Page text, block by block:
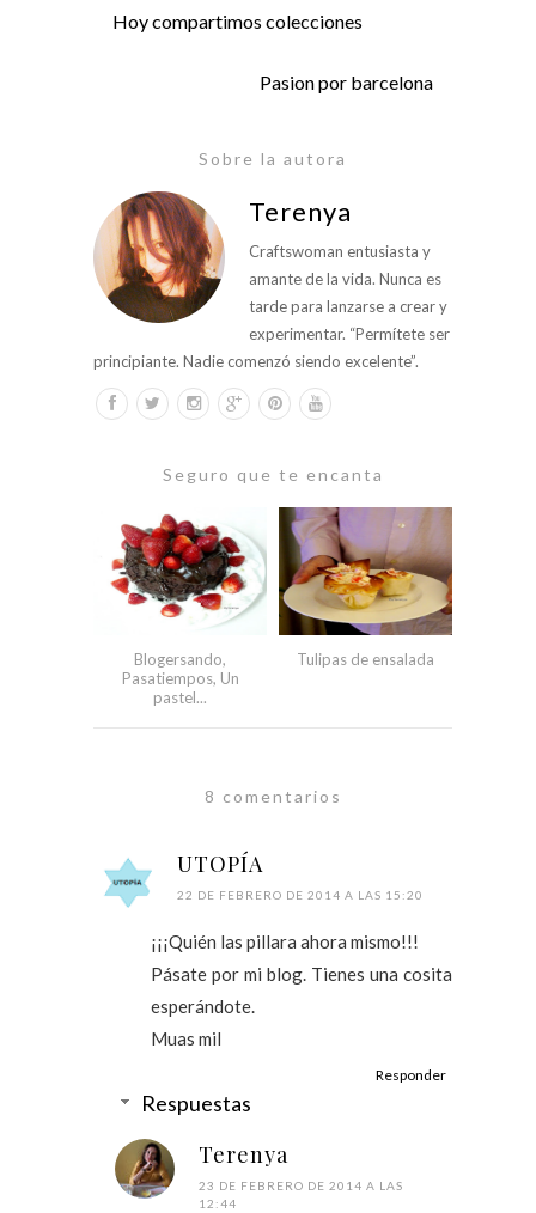
Hoy compartimos colecciones
Pasion por barcelona
Sobre la autora
Terenya
Craftswoman entusiasta y
amante de la vida. Nunca es
tarde para lanzarse a crear y
experimentar. “Permítete ser
principiante. Nadie comenzó siendo excelente”.
Seguro que te encanta
Blogersando,
Pasatiempos, Un
pastel...
Tulipas de ensalada
8 comentarios
UTOPÍA
22 DE FEBRERO DE 2014 A LAS 15:20
¡¡¡Quién las pillara ahora mismo!!!
Pásate por mi blog. Tienes una cosita
esperándote.
Muas mil
Responder
Respuestas
Terenya
23 DE FEBRERO DE 2014 A LAS
12:44